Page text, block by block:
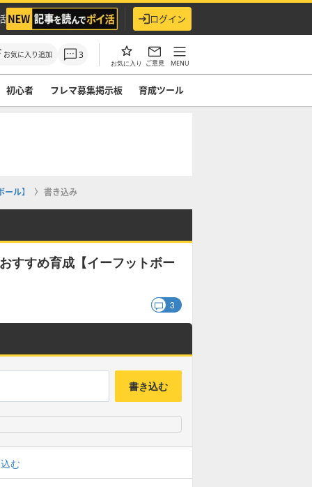
ログイン
お気に入り追加 3
お気に入り ご意見 MENU
初心者 フレマ募集掲示板 育成ツール
ル】 書き込み
すすめ育成【イーフットボー
3
書き込む
む